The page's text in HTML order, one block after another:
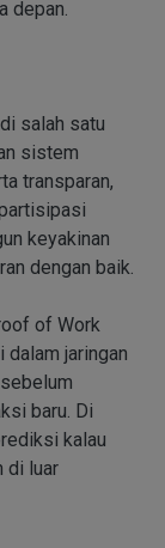
depan.
salah satu
sistem
transparan,
keyakinan
dengan baik.
of Work
jaringan
baru. Di
kalau
di luar